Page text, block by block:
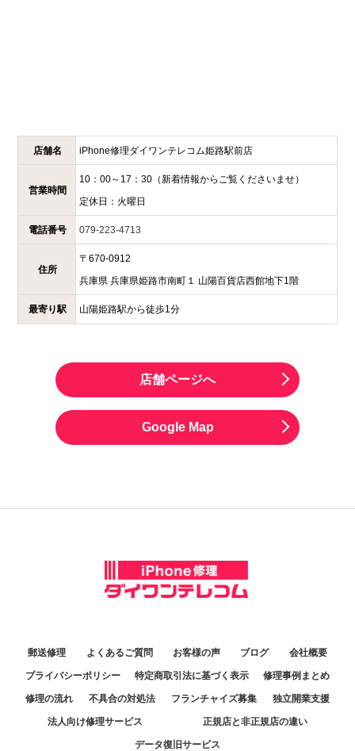
店舗名 iPhone修理ダイワンテレコム姫路駅前店
営業時間
10：00～17：30（新着情報からご覧くださいませ）
定休日： 火曜日
電話番号 079-223-4713
住所
〒 670-0912
兵庫県 兵庫県姫路市南町１ 山陽百貨店西館地下1階
最寄り駅 山陽姫路駅から徒歩1分
店舗ページへ
Google Map
郵送修理 よくあるご質問 お客様の声 ブログ 会社概要
プライバシーポリシー 特定商取引法に基づく表示 修理事例まとめ
修理の流れ 不具合の対処法 フランチャイズ募集 独立開業支援
法人向け修理サービス 正規店と非正規店の違い
データ復旧サービス